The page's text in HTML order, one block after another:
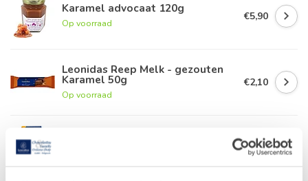
Karamel advocaat 120g
Op voorraad
€5,90
Leonidas Reep Melk - gezouten
Karamel 50g
Op voorraad
€2,10
€3,90